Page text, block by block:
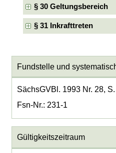
§ 30 Geltungsbereich
§ 31 Inkrafttreten
Fundstelle und
SächsGVBl. 1993 Nr. 28,
Fsn-Nr.: 231-1
Gültigkeitszeitraum